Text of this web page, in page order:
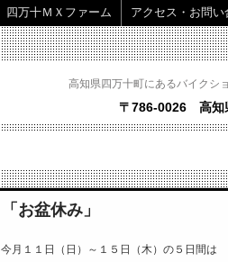
高知県四万十町にあるバイクシ
〒786-0026 高知
四万十ＭＸファーム アクセス・お問い
「お盆休み」
今月１１日（日）～１５日（木）の５日間は